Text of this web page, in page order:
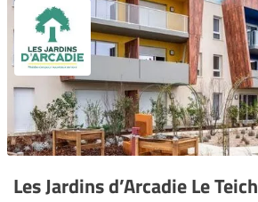
Les Jardins d’Arcadie Le Teich